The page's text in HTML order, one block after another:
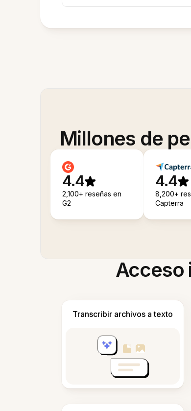
Millones de
4.4
2,100+ reseñas en
G2
4.4
8,200+
Capterra
Acceso
Transcribir archivos a texto